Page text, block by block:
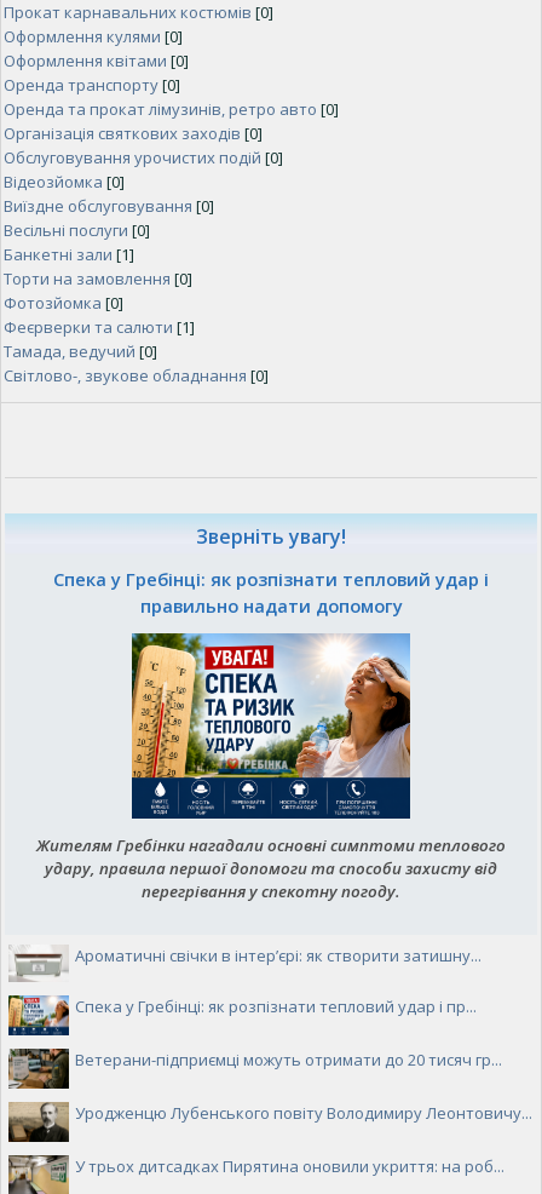
Прокат карнавальних костюмів [0]
Оформлення кулями [0]
Оформлення квітами [0]
Оренда транспорту[0]
Оренда та прокат лімузинів, ретро авто [0]
Організація святкових заходів [0]
Обслуговування урочистих подій [0]
Відеозйомка [0]
Виїздне обслуговування [0]
Весільні послуги [0]
Банкетні зали [1]
Торти на замовлення [0]
Фотозйомка [0]
Феєрверки та салюти [1]
Тамада, ведучий [0]
Світлово-, звукове обладнання [0]
Зверніть увагу!
Спека у Гребінці: як розпізнати тепловий удар і
правильно надати допомогу
Жителям Гребінки нагадали основні симптоми теплового
удару, правила першої допомоги та способи захисту від
перегрівання у спекотну погоду.
Ароматичні свічки в інтер’єрі: як створити затишну...
Спека у Гребінці: як розпізнати тепловий удар і пр...
Ветерани-підприємці можуть отримати до 20 тисяч гр...
Уродженцю Лубенського повіту Володимиру Леонтовичу...
У трьох дитсадках Пирятина оновили укриття: на роб...